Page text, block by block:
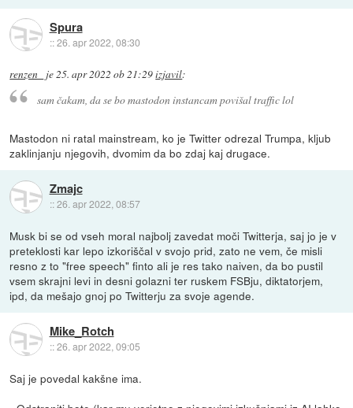
Spura
::26. apr 2022, 08:30
renzen_ je 25. apr 2022 ob 21:29izjavil:
sam čakam, da se bo mastodon instancam povišal traffic lol
Mastodon ni ratal mainstream, ko je Twitter odrezal Trumpa, kljub
zaklinjanju njegovih, dvomim da bo zdaj kaj drugace.
Zmajc
::26. apr 2022, 08:57
Musk bi se od vseh moral najbolj zavedat moči Twitterja, saj jo je v
preteklosti kar lepo izkoriščal v svojo prid, zato ne vem, če misli
resno z to "free speech" finto ali je res tako naiven, da bo pustil
vsem skrajni levi in desni golazni ter ruskem FSBju, diktatorjem,
ipd, da mešajo gnoj po Twitterju za svoje agende.
Mike_Rotch
::26. apr 2022, 09:05
Saj je povedal kakšne ima.